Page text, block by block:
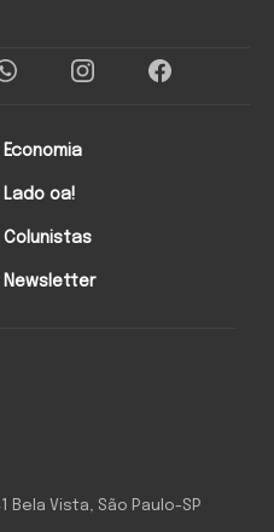
Bela Vista, São Paulo-SP
Economia
Lado oa!
Colunistas
Newsletter